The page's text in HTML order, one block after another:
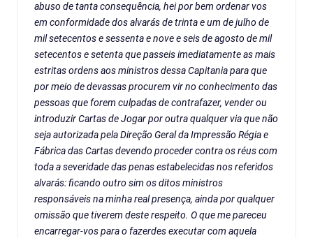
abuso de tanta consequência, hei por bem ordenar vos
em conformidade dos alvarás de trinta e um de julho de
mil setecentos e sessenta e nove e seis de agosto de mil
setecentos e setenta que passeis imediatamente as mais
estritas ordens aos ministros dessa Capitania para que
por meio de devassas procurem vir no conhecimento das
pessoas que forem culpadas de contrafazer, vender ou
introduzir Cartas de Jogar por outra qualquer via que não
seja autorizada pela Direção Geral da Impressão Régia e
Fábrica das Cartas devendo proceder contra os réus com
toda a severidade das penas estabelecidas nos referidos
alvarás: ficando outro sim os ditos ministros
responsáveis na minha real presença, ainda por qualquer
omissão que tiverem deste respeito. O que me pareceu
encarregar-vos para o fazerdes executar com aquela